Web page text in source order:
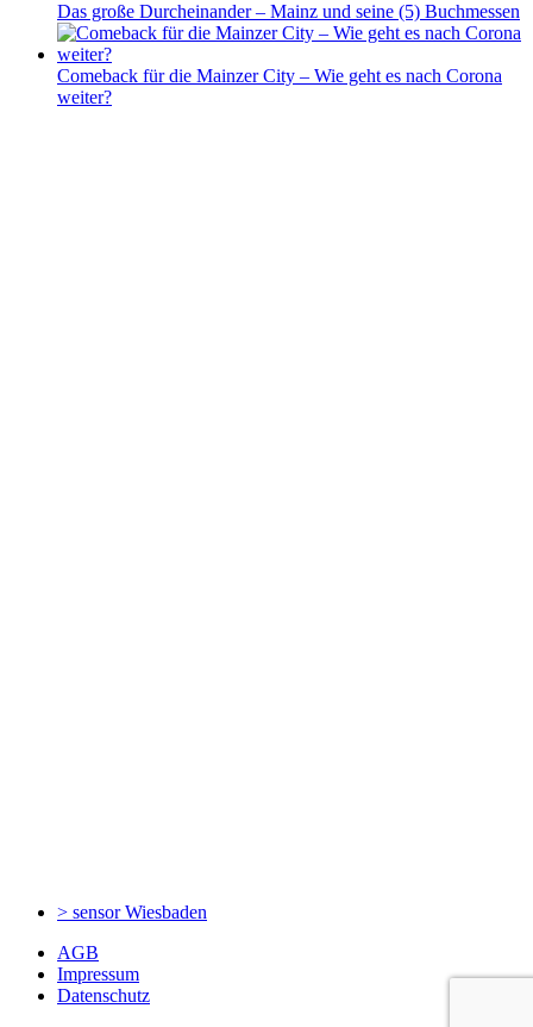
Das große Durcheinander – Mainz und seine (5) Buchmessen
Comeback für die Mainzer City – Wie geht es nach Corona
weiter?
> sensorWiesbaden
AGB
Impressum
Datenschutz